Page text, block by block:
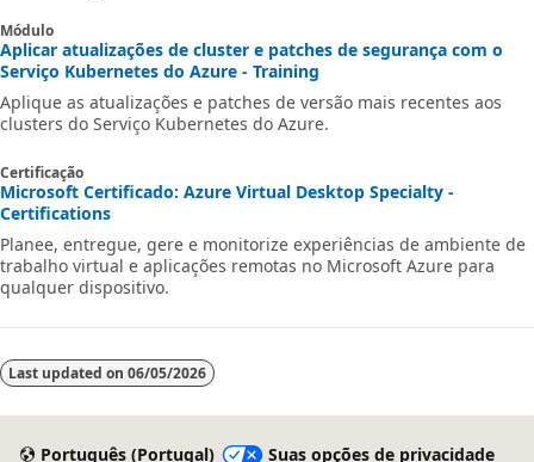
Módulo
Aplicar atualizações de cluster e patches de segurança com o
Serviço Kubernetes do Azure - Training
Aplique as atualizações e patches de versão mais recentes aos
clusters do Serviço Kubernetes do Azure.
Certificação
Microsoft Certificado: Azure Virtual Desktop Specialty -
Certifications
Planee, entregue, gere e monitorize experiências de ambiente de
trabalho virtual e aplicações remotas no Microsoft Azure para
qualquer dispositivo.
Last updated on 06/05/2026
Português (Portugal) Suas opções de privacidade